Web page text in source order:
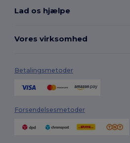
Lad os hjælpe
Vores virksomhed
Betalingsmetoder
Forsendelsesmetoder